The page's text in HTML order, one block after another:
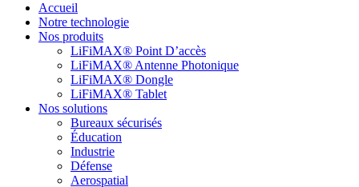
Accueil
Notre technologie
Nos produits
LiFiMAX® Point D’accès
LiFiMAX® Antenne Photonique
LiFiMAX® Dongle
LiFiMAX® Tablet
Nos solutions
Bureaux sécurisés
Éducation
Industrie
Défense
Aerospatial